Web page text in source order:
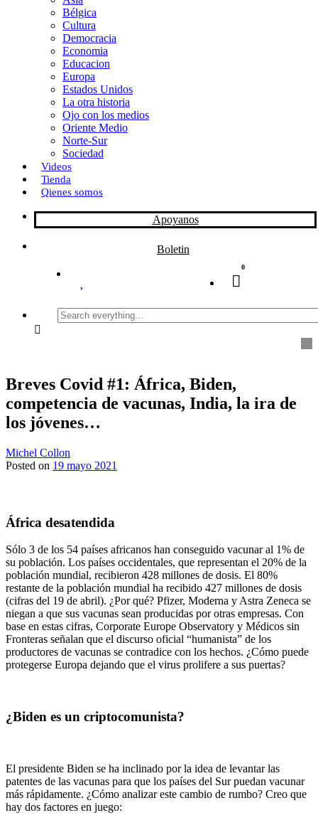
i
r
Bélgica
Cultura
Democracia
Economia
Educacion
Europa
Estados Unidos
La otra historia
Ojo con los medios
Oriente Medio
Norte-Sur
Sociedad
Videos
Tienda
Qienes somos
Apoyanos
Boletin
0
Search
everything...
Breves Covid #1: África, Biden,
competencia de vacunas, India, la ira de
los jóvenes…
Michel Collon
Posted on 19 mayo 2021
África desatendida
Sólo 3 de los 54 países africanos han conseguido vacunar al 1% de
su población. Los países occidentales, que representan el 20% de la
población mundial, recibieron 428 millones de dosis. El 80%
restante de la población mundial ha recibido 427 millones de dosis
(cifras del 19 de abril). ¿Por qué? Pfizer, Moderna y Astra Zeneca se
niegan a que sus vacunas sean producidas por otras empresas. Con
base en estas cifras, Corporate Europe Observatory y Médicos sin
Fronteras señalan que el discurso oficial “humanista” de los
productores de vacunas se contradice con los hechos. ¿Cómo puede
protegerse Europa dejando que el virus prolifere a sus puertas?
¿Biden es un criptocomunista?
El presidente Biden se ha inclinado por la idea de levantar las
patentes de las vacunas para que los países del Sur puedan vacunar
más rápidamente. ¿Cómo analizar este cambio de rumbo? Creo que
hay dos factores en juego: